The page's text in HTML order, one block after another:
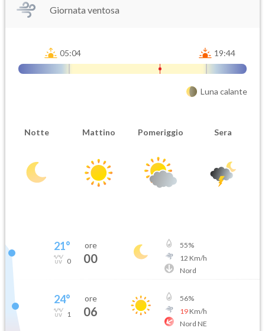
Giornata ventosa
05:04 19:44
Luna calante
Notte Mattino Pomeriggio Sera
21°
0
ore
00
55%
12 Km/h
Nord
24°
1
ore
06
56%
19Km/h
Nord NE